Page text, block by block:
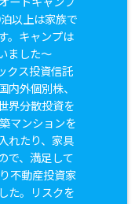
ートキャンプ
以上は家族で
。キャンプは
ました〜
クス投資信託
内外個別株、
界分散投資を
マンションを
れたり、家具
で、満足して
不動産投資家
た。リスクを